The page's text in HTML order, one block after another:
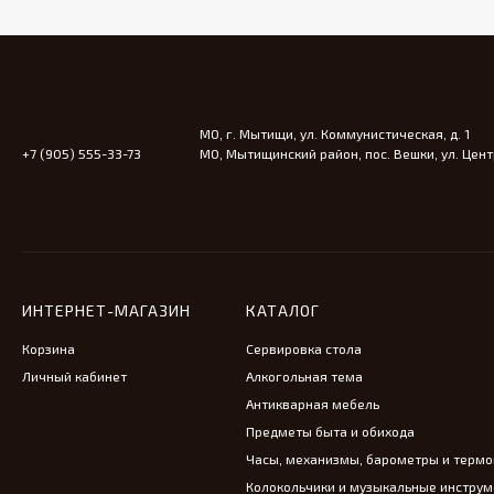
Старинный канделябр
на три свечи
+7 (905) 555-33-73
МО, г. Мытищи, ул. Коммунистическая, д. 1
МО, Мытищинский район, пос. Вешки, ул.
ИНТЕРНЕТ-МАГАЗИН
Корзина
Личный кабинет
КАТАЛОГ
Сервировка стола
Алкогольная тема
Антикварная мебель
Предметы быта и обихода
Часы, механизмы, барометры и
Колокольчики и музыкальные